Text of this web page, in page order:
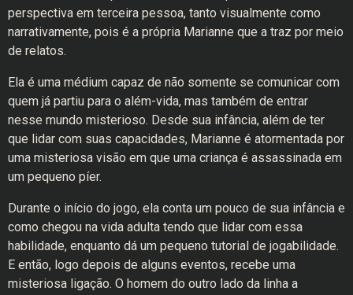
perspectiva em terceira pessoa, tanto visualmente como
narrativamente, pois é a própria Marianne que a traz por meio
de relatos.
Ela é uma médium capaz de não somente se comunicar com
quem já partiu para o além-vida, mas também de entrar
nesse mundo misterioso. Desde sua infância, além de ter
que lidar com suas capacidades, Marianne é atormentada por
uma misteriosa visão em que uma criança é assassinada em
um pequeno píer.
Durante o início do jogo, ela conta um pouco de sua infância e
como chegou na vida adulta tendo que lidar com essa
habilidade, enquanto dá um pequeno tutorial de jogabilidade.
E então, logo depois de alguns eventos, recebe uma
misteriosa ligação. O homem do outro lado da linha a